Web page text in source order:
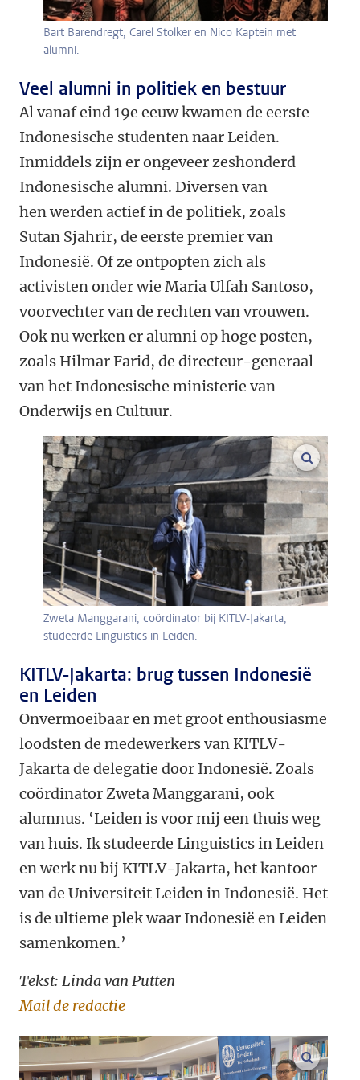
Bart Barendregt, Carel Stolker en Nico Kaptein met
alumni.
Veel alumni in politiek en bestuur
Al vanaf eind 19e eeuw kwamen de eerste
Indonesische studenten naar Leiden.
Inmiddels zijn er ongeveer zeshonderd
Indonesische alumni. Diversen van
hen werden actief in de politiek, zoals
Sutan Sjahrir, de eerste premier van
Indonesië. Of ze ontpopten zich als
activisten onder wie Maria Ulfah Santoso,
voorvechter van de rechten van vrouwen.
Ook nu werken er alumni op hoge posten,
zoals Hilmar Farid, de directeur-generaal
van het Indonesische ministerie van
Onderwijs en Cultuur.
Zweta Manggarani, coördinator bij KITLV-Jakarta,
studeerde Linguistics in Leiden.
KITLV-Jakarta: brug tussen Indonesië
en Leiden
Onvermoeibaar en met groot enthousiasme
loodsten de medewerkers van KITLV-
Jakarta de delegatie door Indonesië. Zoals
coördinator Zweta Manggarani, ook
alumnus. ‘Leiden is voor mij een thuis weg
van huis. Ik studeerde Linguistics in Leiden
en werk nu bij KITLV-Jakarta, het kantoor
van de Universiteit Leiden in Indonesië. Het
is de ultieme plek waar Indonesië en Leiden
samenkomen.’
Tekst: Linda van Putten
Mail de redactie